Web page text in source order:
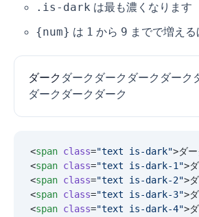
.is-dark は最も濃くなります
{num} は 1 から 9 までで増え
ダーク ダーク ダーク ダーク ダーク
ダーク ダーク ダーク
<span class="text is-dark">ダ
<span class="text is-dark-1 ">
<span class="text is-dark-2">
<span class="text is-dark-3">
<span class="text is-dark-4">